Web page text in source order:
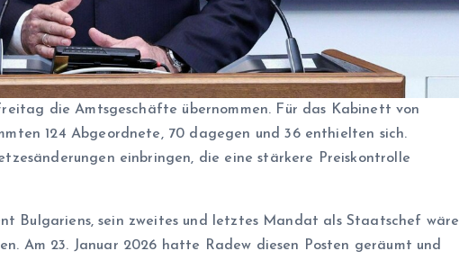
die Amtsgeschäfte übernommen. Für das Kabinett von
124 Abgeordnete, 70 dagegen und 36 enthielten sich.
einbringen, die eine stärkere Preiskontrolle
Bulgariens, sein zweites und letztes Mandat als Staatschef wäre
Am 23. Januar 2026 hatte Radew diesen Posten geräumt und